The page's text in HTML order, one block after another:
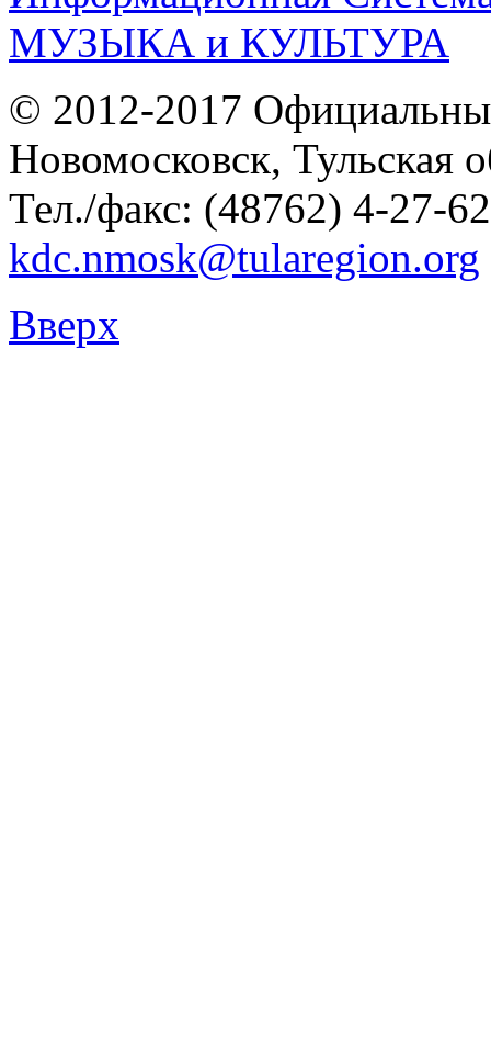
© 2012-2017
Новомосковск, Тульская
Тел./факс: (48762) 4-27-
kdc.nmosk@tularegion.org
Вверх